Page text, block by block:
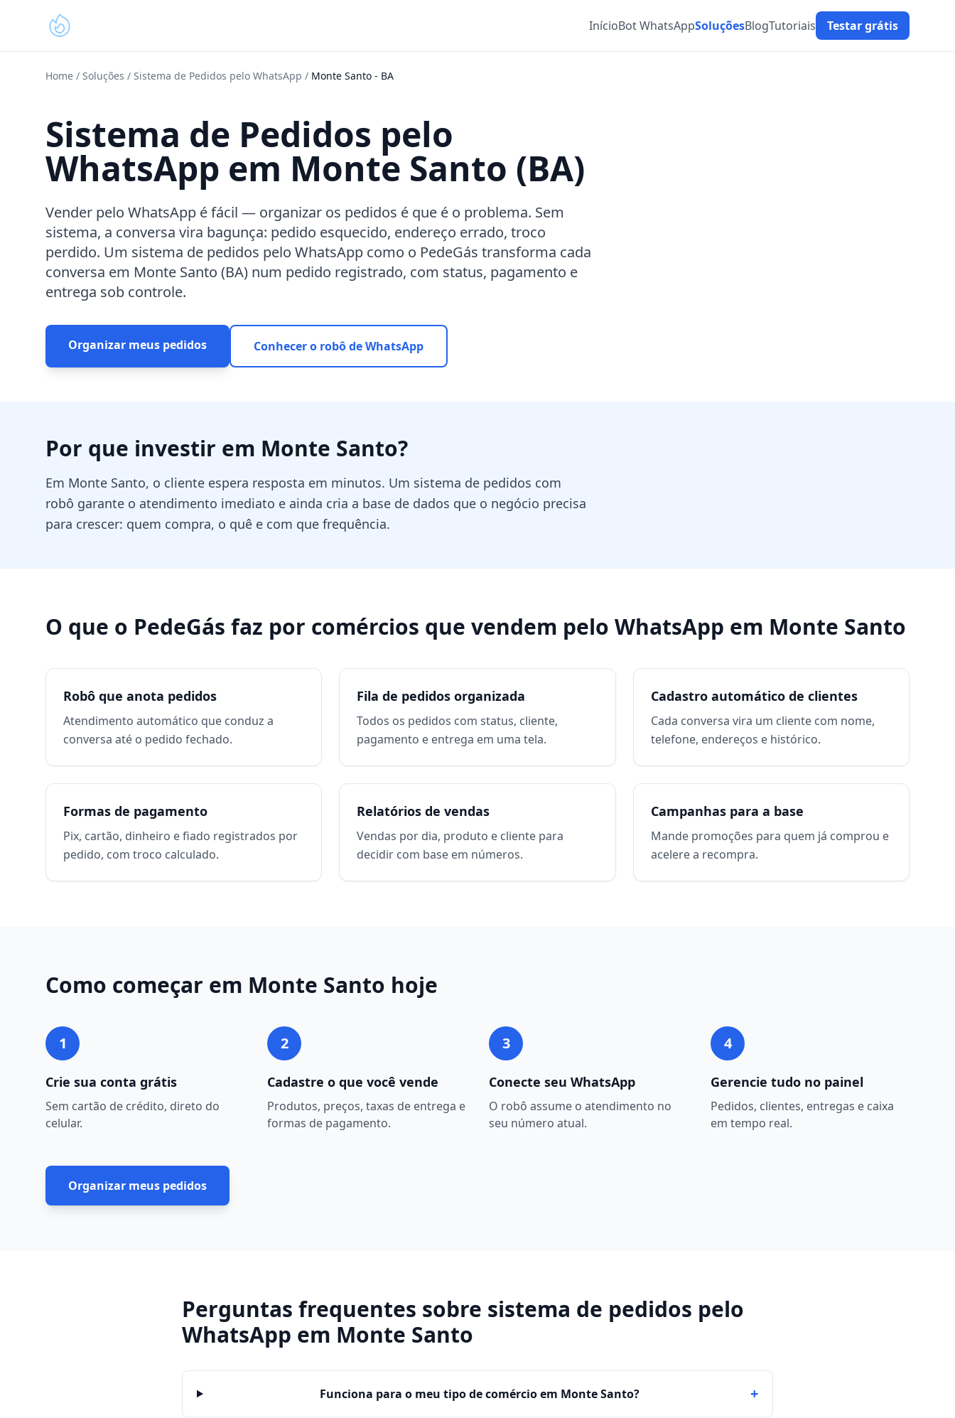
InícioBot WhatsAppSoluçõesBlogTutoriais Testar grátis
Home / Soluções / Sistema de Pedidos pelo WhatsApp / Monte Santo - BA
Sistema de Pedidos pelo
WhatsApp em Monte Santo (BA)
Vender pelo WhatsApp é fácil — organizar os pedidos é que é o problema. Sem
sistema, a conversa vira bagunça: pedido esquecido, endereço errado, troco
perdido. Um sistema de pedidos pelo WhatsApp como o PedeGás transforma cada
conversa em Monte Santo (BA) num pedido registrado, com status, pagamento e
entrega sob controle.
Organizar meus pedidos Conhecer o robô de WhatsApp
Por que investir em Monte Santo?
Em Monte Santo, o cliente espera resposta em minutos. Um sistema de pedidos com
robô garante o atendimento imediato e ainda cria a base de dados que o negócio precisa
para crescer: quem compra, o quê e com que frequência.
O que o PedeGás faz por comércios que vendem pelo WhatsApp em Monte Santo
Robô que anota pedidos
Atendimento automático que conduz a
conversa até o pedido fechado.
Fila de pedidos organizada
Todos os pedidos com status, cliente,
pagamento e entrega em uma tela.
Cadastro automático de clientes
Cada conversa vira um cliente com nome,
telefone, endereços e histórico.
Formas de pagamento
Pix, cartão, dinheiro e fiado registrados por
pedido, com troco calculado.
Relatórios de vendas
Vendas por dia, produto e cliente para
decidir com base em números.
Campanhas para a base
Mande promoções para quem já comprou e
acelere a recompra.
Como começar em Monte Santo hoje
1
Crie sua conta grátis
Sem cartão de crédito, direto do
celular.
2
Cadastre o que você vende
Produtos, preços, taxas de entrega e
formas de pagamento.
3
Conecte seu WhatsApp
O robô assume o atendimento no
seu número atual.
4
Gerencie tudo no painel
Pedidos, clientes, entregas e caixa
em tempo real.
Organizar meus pedidos
Perguntas frequentes sobre sistema de pedidos pelo
WhatsApp em Monte Santo
Funciona para o meu tipo de comércio em Monte Santo? +